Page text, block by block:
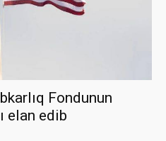
Fondunun
elan edib